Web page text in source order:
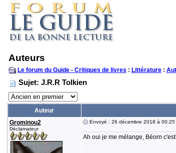
Auteurs
Le forum du Guide - Critiques de livres : Littérature:
Sujet: J.R.R Tolkien
Auteur
Grominou2
Déclamateur
Envoyé : 26 décembre 2018 à 00:25
Ah oui je me mélange, Béorn